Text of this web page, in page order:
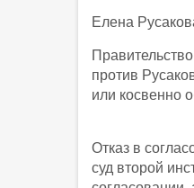
Елена
против
или косвенно
Отказ в
суд второй